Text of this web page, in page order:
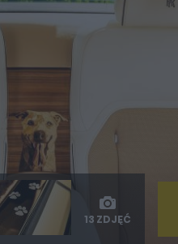
13 ZDJĘĆ